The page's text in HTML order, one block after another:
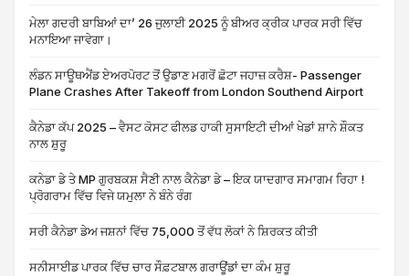
ਮੇਲਾ ਗਦਰੀ ਬਾਬਿਆਂ ਦਾ’ 26 ਜੁਲਾਈ 2025 ਨੂੰ ਬੀਅਰ ਕ੍ਰੀਕ ਪਾਰਕ ਸਰੀ ਵਿੱਚ
ਮਨਾਇਆ ਜਾਵੇਗਾ।
ਲੰਡਨ ਸਾਊਥਐਂਡ ਏਅਰਪੋਰਟ ਤੋਂ ਉਡਾਣ ਮਗਰੋਂ ਛੋਟਾ ਜਹਾਜ਼ ਕਰੈਸ਼- Passenger
Plane Crashes After Takeoff from London Southend Airport
ਕੈਨੇਡਾ ਕੱਪ 2025 – ਵੈਸਟ ਕੋਸਟ ਫੀਲਡ ਹਾਕੀ ਸੁਸਾਇਟੀ ਦੀਆਂ ਖੇਡਾਂ ਸ਼ਾਨੇ ਸ਼ੌਕਤ
ਨਾਲ ਸ਼ੁਰੂ
ਕਨੇਡਾ ਡੇ ਤੇ MP ਗੁਰਬਕਸ਼ ਸੈਣੀ ਨਾਲ ਕੈਨੇਡਾ ਡੇ – ਇਕ ਯਾਦਗਾਰ ਸਮਾਗਮ ਰਿਹਾ !
ਪ੍ਰੋਗਰਾਮ ਵਿੱਚ ਵਿਜੇ ਯਮੁਲਾ ਨੇ ਬੰਨੇ ਰੰਗ
ਸਰੀ ਕੈਨੇਡਾ ਡੇਅ ਜਸ਼ਨਾਂ ਵਿੱਚ 75,000 ਤੋਂ ਵੱਧ ਲੋਕਾਂ ਨੇ ਸ਼ਿਰਕਤ ਕੀਤੀ
ਸਨੀਸਾਈਡ ਪਾਰਕ ਵਿੱਚ ਚਾਰ ਸੌਫ਼ਟਬਾਲ ਗਰਾਊਂਡਾਂ ਦਾ ਕੰਮ ਸ਼ੁਰੂ